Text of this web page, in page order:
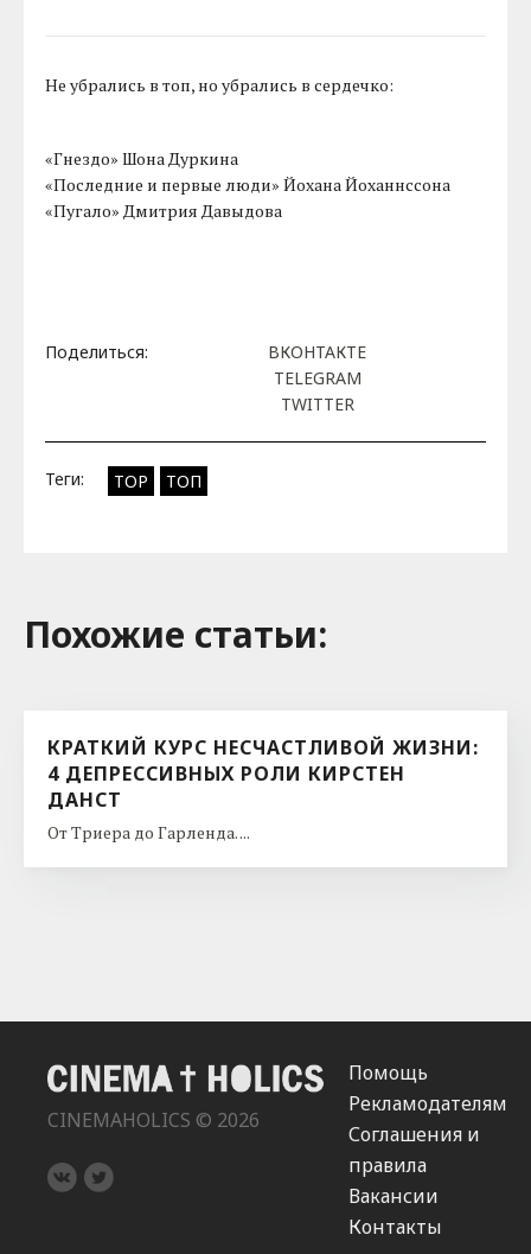
Не убрались в топ, но убрались в сердечко:
«Гнездо» Шона Дуркина
«Последние и первые люди» Йохана Йоханнссона
«Пугало» Дмитрия Давыдова
Поделиться:
ВКОНТАКТЕ
TELEGRAM
TWITTER
Теги: TOP ТОП
Похожие cтатьи:
КРАТКИЙ КУРС НЕСЧАСТЛИВОЙ ЖИЗНИ:
4 ДЕПРЕССИВНЫХ РОЛИ КИРСТЕН
ДАНСТ
От Триера до Гарленда. ...
CINEMAHOLICS © 2026
Помощь
Рекламодателям
Соглашения и
правила
Вакансии
Контакты